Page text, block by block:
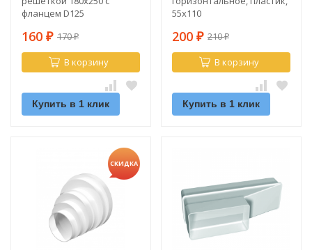
фланцем D125
160 ₽ 170₽
В корзину
Купить в 1 клик
55х110
200 ₽ 210₽
В корзину
Купить в 1 клик
СКИДКА